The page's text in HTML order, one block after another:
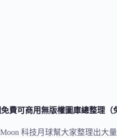
免費可商用無版權圖庫總整理
科技月球幫大家整理出大